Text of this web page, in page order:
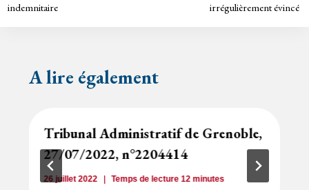
y
l’article
indemnitaire
irrégulièrement évincé
A lire également
Tribunal Administratif de Grenoble,
27/07/2022, n°2204414
26 juillet 2022 Temps de lecture 12minutes